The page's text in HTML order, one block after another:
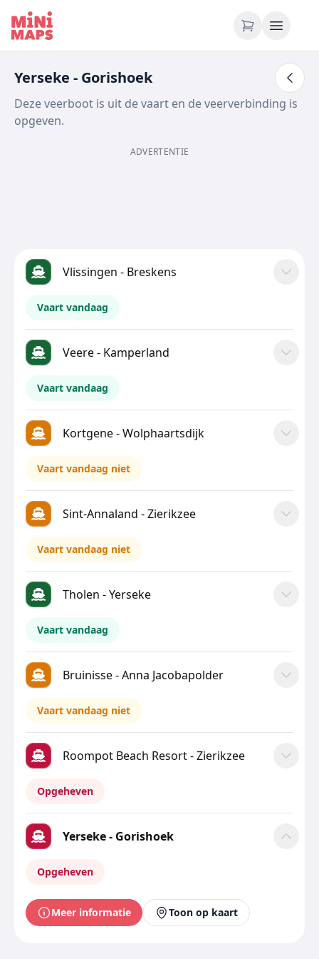
Ga naar inhoud
Yerseke - Gorishoek
Deze veerboot is uit de vaart en de veerverbinding is
opgeven.
ADVERTENTIE
Vlissingen - Breskens
Vaart vandaag
Veere - Kamperland
Vaart vandaag
Kortgene - Wolphaartsdijk
Vaart vandaag niet
Sint-Annaland - Zierikzee
Vaart vandaag niet
Tholen - Yerseke
Vaart vandaag
Bruinisse - Anna Jacobapolder
Vaart vandaag niet
Roompot Beach Resort - Zierikzee
Opgeheven
Yerseke - Gorishoek
Opgeheven
Meer informatie Toon op kaart